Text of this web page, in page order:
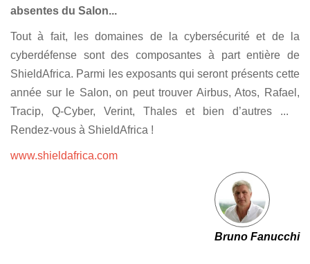
absentes du Salon...
Tout à fait, les domaines de la cybersécurité et de la
cyberdéfense sont des composantes à part entière de
ShieldAfrica. Parmi les exposants qui seront présents cette
année sur le Salon, on peut trouver Airbus, Atos, Rafael,
Tracip, Q-Cyber, Verint, Thales et bien d’autres ...
Rendez-vous à ShieldAfrica !
www.shieldafrica.com
Bruno Fanucchi